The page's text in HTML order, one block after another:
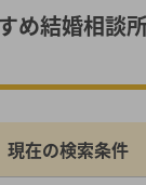
め結婚相談
現在の検索条件